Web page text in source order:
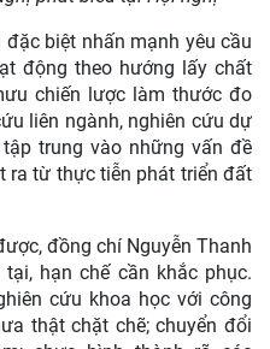
phát biểu tại Hội nghị